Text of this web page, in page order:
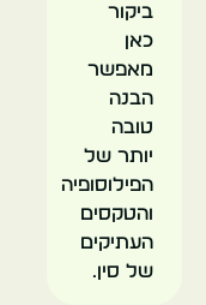
ביקור
כאן
מאפשר
הבנה
טובה
יותר של
הפילוסופיה
והטקסים
העתיקים
של סין.